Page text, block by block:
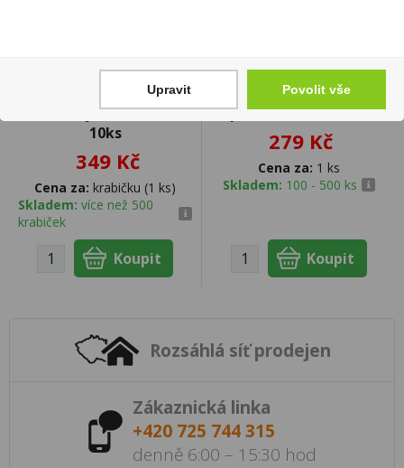
Doutníky Cohiba Club
10ks
349 Kč
Cena za: krabičku (1 ks)
Skladem: více než 500
krabiček
Peprmint 1l 19% Božkov
279 Kč
Cena za: 1 ks
Skladem: 100 - 500 ks
Rozsáhlá síť prodejen
Zákaznická linka
+420 725 744 315
denně 6:00 – 15:30 hod
Upravit Povolit vše